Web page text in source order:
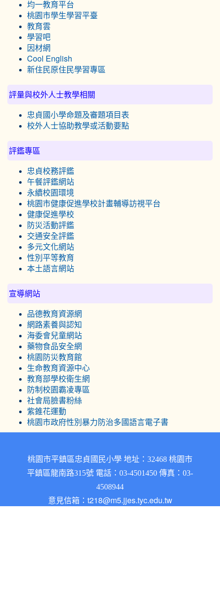
均一教育平台
桃園市學生學習平臺
教育雲
學習吧
因材網
Cool English
新住民原住民學習專區
評量與校外人士教學相關
忠貞國小學命題及審題項目表
校外人士協助教學或活動要點
評鑑專區
忠貞校務評鑑
午餐評鑑網站
永續校園環境
桃園市健康促進學校計畫輔導訪視平台
健康促進學校
防災活動評鑑
交通安全評鑑
多元文化網站
性別平等教育
本土語言網站
宣導網站
品德教育資源網
網路素養與認知
海委會兒童網站
藥物食品安全網
桃園防災教育館
生命教育資源中心
教育部學校衛生網
防制校園霸凌專區
社會局臉書粉絲
紫錐花運動
桃園市政府性別暴力防治多國語言電子書
桃園市平鎮區忠貞國民小學 地址：32468 桃園市
平鎮區龍南路315號 電話：03-4501450 傳真：03-
4508944
意見信箱： t218@m5.jjes.tyc.edu.tw